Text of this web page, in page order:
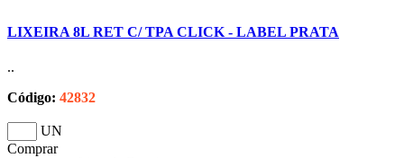
LIXEIRA 8L RET C/ TPA CLICK - LABEL PRATA
..
Código: 42832
UN
Comprar